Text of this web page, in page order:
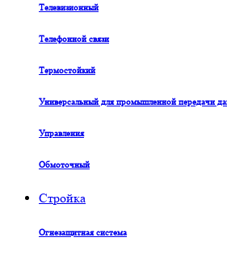
Телевизионный
Телефонной связи
Термостойкий
Универсальный для промышленной передачи
Управления
Обмоточный
Стройка
Огнезащитная система